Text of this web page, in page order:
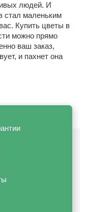
людей. И
стал маленьким
Купить цветы в
можно прямо
ваш заказ,
и пахнет она